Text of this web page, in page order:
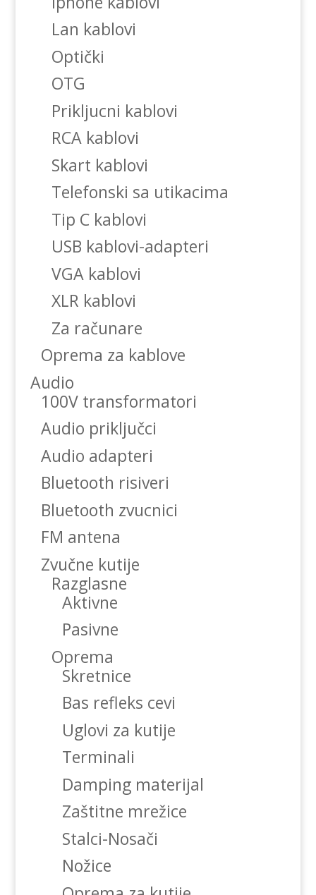
Lan kablovi
Optički
OTG
Prikljucni kablovi
RCA kablovi
Skart kablovi
Telefonski sa utikacima
Tip C kablovi
USB kablovi-adapteri
VGA kablovi
XLR kablovi
Za računare
Oprema za kablove
Audio
100V transformatori
Audio priključci
Audio adapteri
Bluetooth risiveri
Bluetooth zvucnici
FM antena
Zvučne kutije
Razglasne
Aktivne
Pasivne
Oprema
Skretnice
Bas refleks cevi
Uglovi za kutije
Terminali
Damping materijal
Zaštitne mrežice
Stalci-Nosači
Nožice